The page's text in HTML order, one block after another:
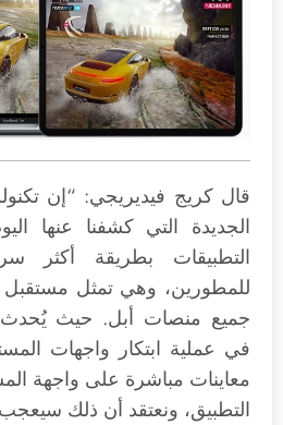
قال كريج فيديريجي: “إن
الجديدة التي كشفنا عنها
التطبيقات بطريقة أكثر
للمطورين، وهي تمثل مستقبل
في عملية ابتكار واجهات
معاينات مباشرة على واجهة
التطبيق، ونعتقد أن ذلك